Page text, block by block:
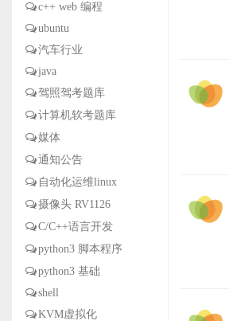
c++ web 编程
ubuntu
汽车行业
java
驾照驾考题库
计算机软考题库
媒体
通知公告
自动化运维linux
摄像头 RV1126
C/C++语言开发
python3 脚本程序
python3 基础
shell
KVM虚拟化